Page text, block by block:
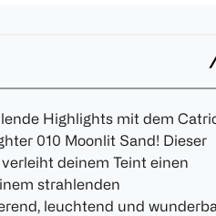
Highlights mit dem
010 Moonlit Sand! Dieser
deinem Teint einen
strahlenden
leuchtend und